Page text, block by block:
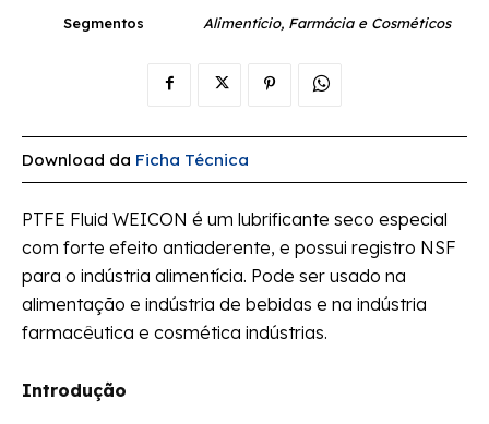
Segmentos Alimentício, Farmácia e Cosméticos
Download da Ficha Técnica
PTFE Fluid WEICON é um lubrificante seco especial
com forte efeito antiaderente, e possui registro NSF
para o indústria alimentícia. Pode ser usado na
alimentação e indústria de bebidas e na indústria
farmacêutica e cosmética indústrias.
Introdução